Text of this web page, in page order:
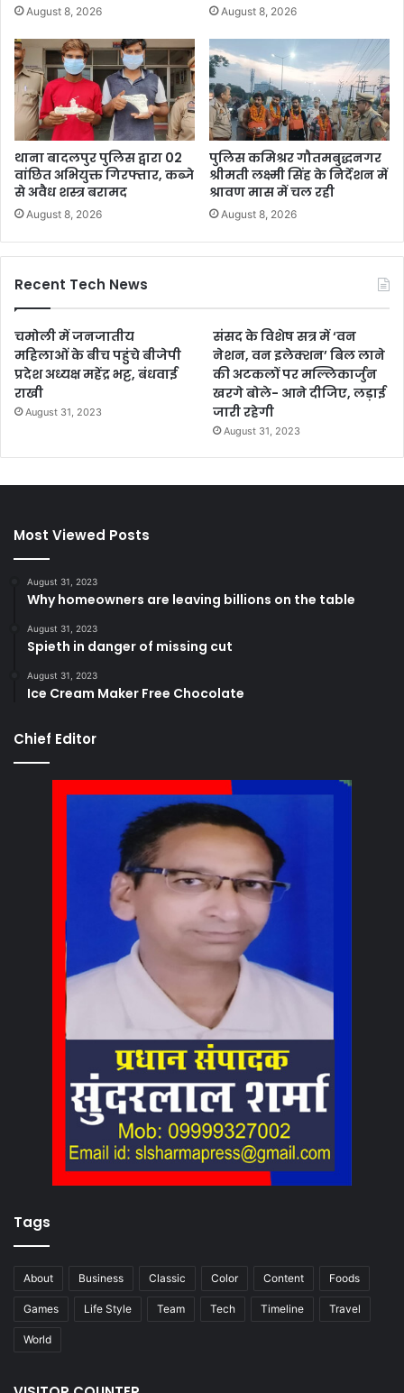
August 8, 2026 August 8, 2026
थाना बादलपुर पुलिस द्वारा 02
वांछित अभियुक्त गिरफ्तार, कब्जे
से अवैध शस्त्र बरामद
August 8, 2026
पुलिस कमिश्रर गौतमबुद्धनगर
श्रीमती लक्ष्मी सिंह के निर्देशन में
श्रावण मास में चल रही
August 8, 2026
Recent Tech News
चमोली में जनजातीय
महिलाओं के बीच पहुंचे बीजेपी
प्रदेश अध्यक्ष महेंद्र भट्ट, बंधवाई
राखी
August 31, 2023
संसद के विशेष सत्र में ‘वन
नेशन, वन इलेक्शन’ बिल लाने
की अटकलों पर मल्लिकार्जुन
खरगे बोले- आने दीजिए, लड़ाई
जारी रहेगी
August 31, 2023
Most Viewed Posts
August 31, 2023
Why homeowners are leaving billions on the table
August 31, 2023
Spieth in danger of missing cut
August 31, 2023
Ice Cream Maker Free Chocolate
Chief Editor
Tags
About Business Classic Color Content Foods
Games Life Style Team Tech Timeline Travel
World